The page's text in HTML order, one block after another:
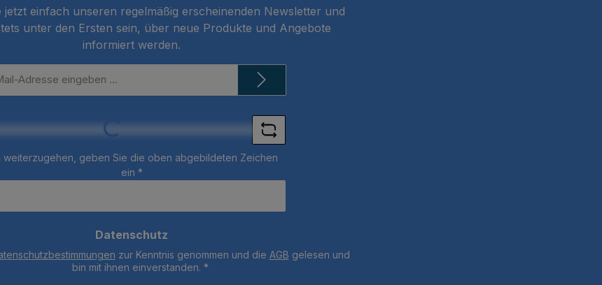
jetzt einfach unseren regelmäßig erscheinenden Newsletter und
unter den Ersten sein, über neue Produkte und Angebote
informiert werden.
Loading...
weiterzugehen, geben Sie die oben abgebildeten Zeichen
ein *
Datenschutz
zur Kenntnis genommen und die AGB gelesen und
bin mit ihnen einverstanden. *